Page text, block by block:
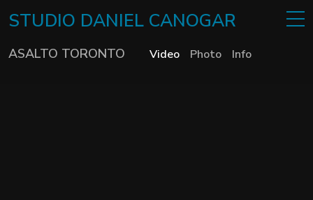
STUDIO DANIEL CANOGAR
ASALTO TORONTO Video Photo Info